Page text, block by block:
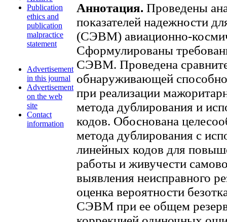
Publication
ethics and
publication
malpractice
statement
Advertisement
in this journal
Advertisement
on the web
site
Contact
information
Аннотация. Проведены
показателей надежности
(СЭВМ) авиационно-
Сформулированы
СЭВМ. Проведена
обнаруживающей
при реализации
метода дублирования и
кодов. Обоснована
метода дублирования с
линейных кодов для
работы и живучести
выявления неисправного
оценка вероятности
СЭВМ при ее общем